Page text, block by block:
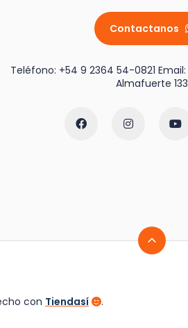
Contactanos
Teléfono: +54 9 2364 54-0821 Email:
Almafuerte 133
con Tiendasí .